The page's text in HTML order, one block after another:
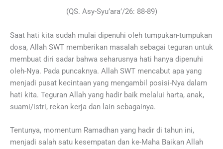
(QS. Asy-Syu’ara’/26: 88-89)
Saat hati kita sudah mulai dipenuhi oleh tumpukan-tumpukan
dosa, Allah SWT memberikan masalah sebagai teguran untuk
membuat diri sadar bahwa seharusnya hati hanya dipenuhi
oleh-Nya. Pada puncaknya. Allah SWT mencabut apa yang
menjadi pusat kecintaan yang mengambil posisi-Nya dalam
hati kita. Teguran Allah yang hadir baik melalui harta, anak,
suami/istri, rekan kerja dan lain sebagainya.
Tentunya, momentum Ramadhan yang hadir di tahun ini,
menjadi salah satu kesempatan dan ke-Maha Baikan Allah